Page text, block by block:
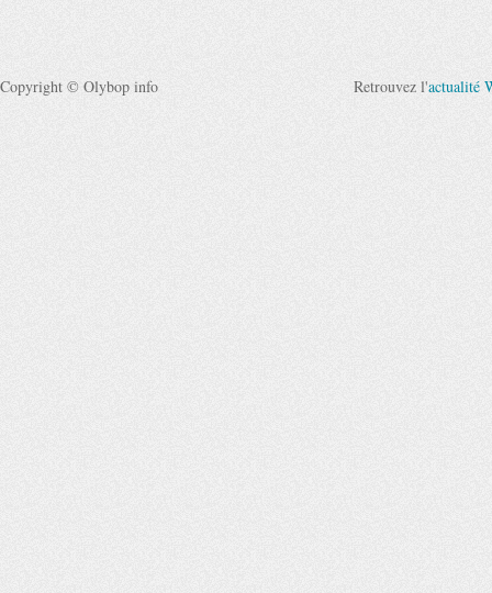
Copyright © Olybop info Retrouvez l'actualité